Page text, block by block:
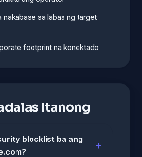
nakabase sa labas ng target
footprint na konektado
Itanong
blocklist ba ang